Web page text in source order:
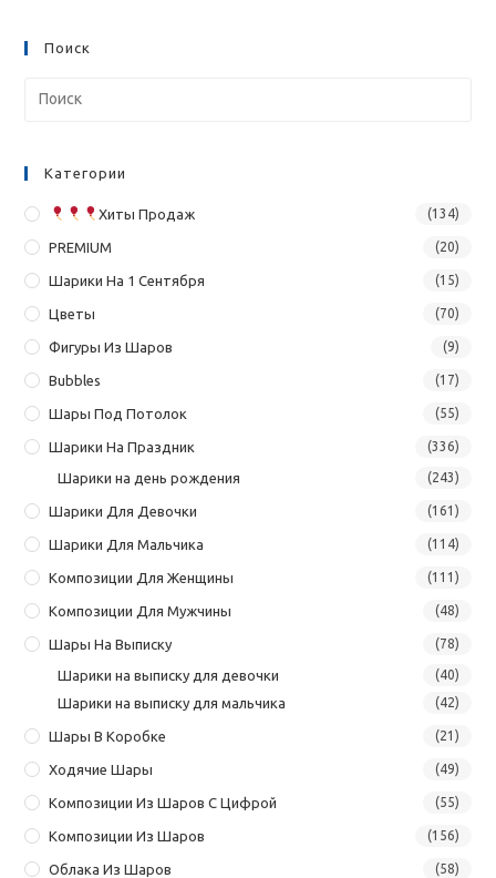
Поиск
Категории
Хиты Продаж (134)
PREMIUM (20)
Шарики На 1 Сентября (15)
Цветы (70)
Фигуры Из Шаров (9)
Bubbles (17)
Шары Под Потолок (55)
Шарики На Праздник (336)
Шарики на день рождения (243)
Шарики Для Девочки (161)
Шарики Для Мальчика (114)
Композиции Для Женщины (111)
Композиции Для Мужчины (48)
Шары На Выписку (78)
Шарики на выписку для девочки (40)
Шарики на выписку для мальчика (42)
Шары В Коробке (21)
Ходячие Шары (49)
Композиции Из Шаров С Цифрой (55)
Композиции Из Шаров (156)
Облака Из Шаров (58)